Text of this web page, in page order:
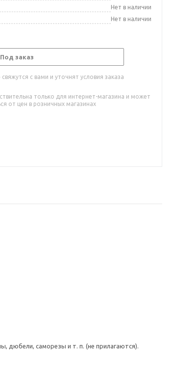
Нет в наличии
Нет в наличии
Под заказ
с вами и уточнят условия заказа
только для интернет-магазина и может
от цен в розничных магазинах
дюбели, саморезы и т. п. (не прилагаются).